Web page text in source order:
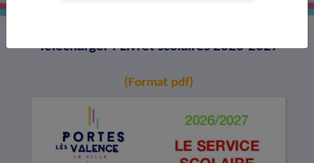
Télécharger : Livret scolaires 2026-2027
(Format pdf)